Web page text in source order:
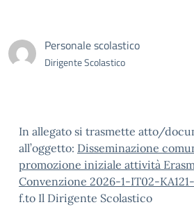
Personale scolastico
Dirigente Scolastico
In allegato si trasmette atto/
all’oggetto: Disseminazione
promozione iniziale attività
Convenzione 2026-1-IT02-
f.to Il Dirigente Scolastico